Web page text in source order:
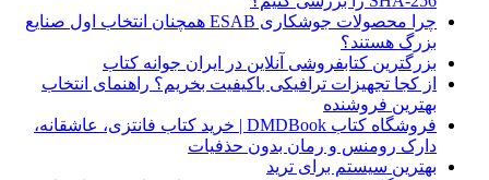
چرا محصولات جوشکاری ESAB همچنان انتخاب اول صنایع
بزرگ هستند؟
بزرگترین کتابفروشی آنلاین در ایران جوانه کتاب
از کجا تجهیزات ترافیکی باکیفیت بخریم؟ راهنمای انتخاب
بهترین فروشنده
فروشگاه کتاب DMDBook | خرید کتاب فانتزی، عاشقانه،
دارک رومنس و رمان بدون حذفیات
بهترین سیستم برای ترید